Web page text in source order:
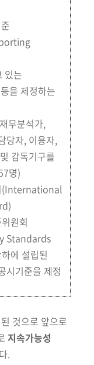
있는
을 제정하는
무분석가,
당자, 이용자,
감독기구를
명)
(International
원회
Standards
에 설립된
시기준을 제정
된 것으로 앞으로
지속가능성
.